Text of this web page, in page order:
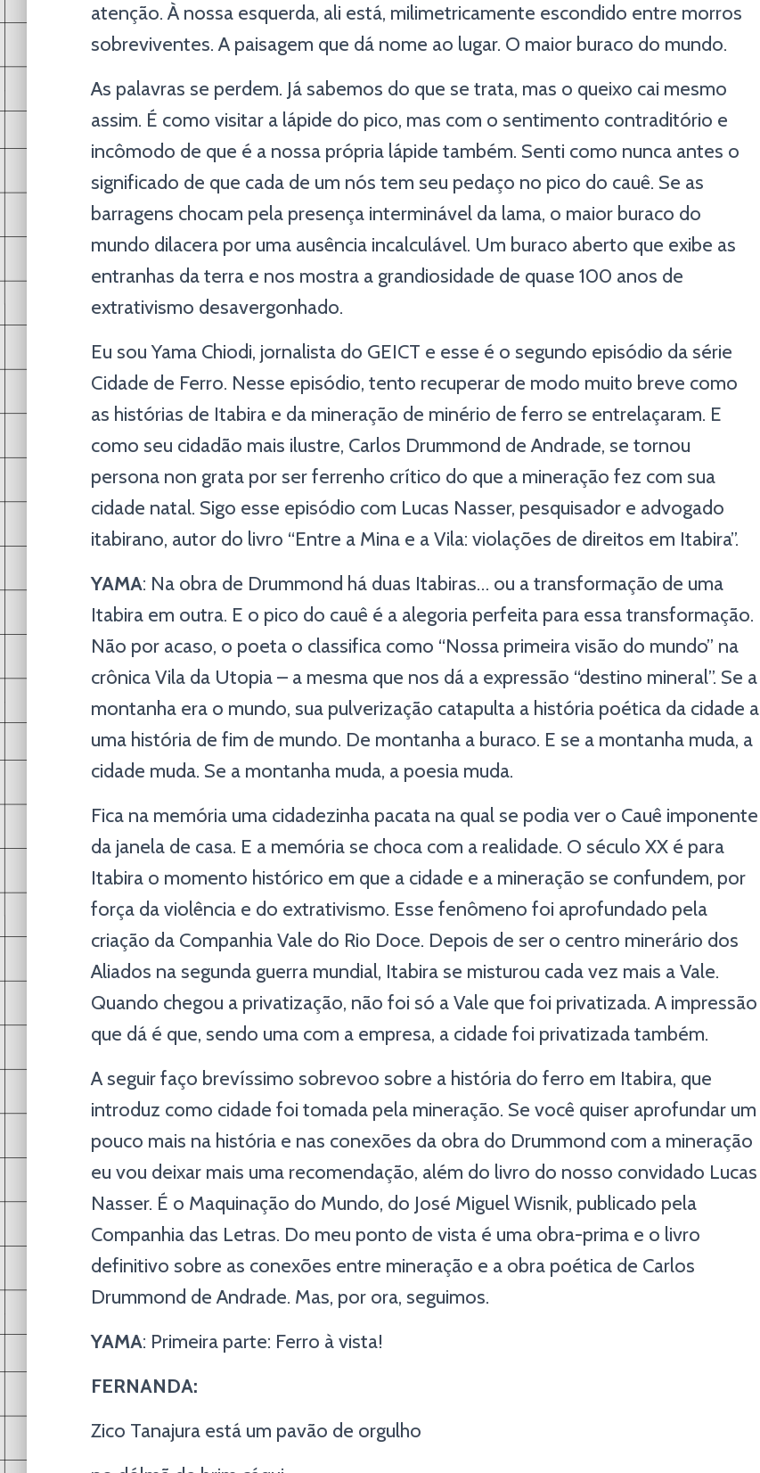
atenção. À nossa esquerda, ali está, milimetricamente escondido entre morros
sobreviventes. A paisagem que dá nome ao lugar. O maior buraco do mundo.
As palavras se perdem. Já sabemos do que se trata, mas o queixo cai mesmo
assim. É como visitar a lápide do pico, mas com o sentimento contraditório e
incômodo de que é a nossa própria lápide também. Senti como nunca antes o
significado de que cada de um nós tem seu pedaço no pico do cauê. Se as
barragens chocam pela presença interminável da lama, o maior buraco do
mundo dilacera por uma ausência incalculável. Um buraco aberto que exibe as
entranhas da terra e nos mostra a grandiosidade de quase 100 anos de
extrativismo desavergonhado.
Eu sou Yama Chiodi, jornalista do GEICT e esse é o segundo episódio da série
Cidade de Ferro. Nesse episódio, tento recuperar de modo muito breve como
as histórias de Itabira e da mineração de minério de ferro se entrelaçaram. E
como seu cidadão mais ilustre, Carlos Drummond de Andrade, se tornou
persona non grata por ser ferrenho crítico do que a mineração fez com sua
cidade natal. Sigo esse episódio com Lucas Nasser, pesquisador e advogado
itabirano, autor do livro “Entre a Mina e a Vila: violações de direitos em Itabira”.
YAMA: Na obra de Drummond há duas Itabiras… ou a transformação de uma
Itabira em outra. E o pico do cauê é a alegoria perfeita para essa transformação.
Não por acaso, o poeta o classifica como “Nossa primeira visão do mundo” na
crônica Vila da Utopia – a mesma que nos dá a expressão “destino mineral”. Se a
montanha era o mundo, sua pulverização catapulta a história poética da cidade a
uma história de fim de mundo. De montanha a buraco. E se a montanha muda, a
cidade muda. Se a montanha muda, a poesia muda.
Fica na memória uma cidadezinha pacata na qual se podia ver o Cauê imponente
da janela de casa. E a memória se choca com a realidade. O século XX é para
Itabira o momento histórico em que a cidade e a mineração se confundem, por
força da violência e do extrativismo. Esse fenômeno foi aprofundado pela
criação da Companhia Vale do Rio Doce. Depois de ser o centro minerário dos
Aliados na segunda guerra mundial, Itabira se misturou cada vez mais a Vale.
Quando chegou a privatização, não foi só a Vale que foi privatizada. A impressão
que dá é que, sendo uma com a empresa, a cidade foi privatizada também.
A seguir faço brevíssimo sobrevoo sobre a história do ferro em Itabira, que
introduz como cidade foi tomada pela mineração. Se você quiser aprofundar um
pouco mais na história e nas conexões da obra do Drummond com a mineração
eu vou deixar mais uma recomendação, além do livro do nosso convidado Lucas
Nasser. É o Maquinação do Mundo, do José Miguel Wisnik, publicado pela
Companhia das Letras. Do meu ponto de vista é uma obra-prima e o livro
definitivo sobre as conexões entre mineração e a obra poética de Carlos
Drummond de Andrade. Mas, por ora, seguimos.
YAMA: Primeira parte: Ferro à vista!
FERNANDA:
Zico Tanajura está um pavão de orgulho